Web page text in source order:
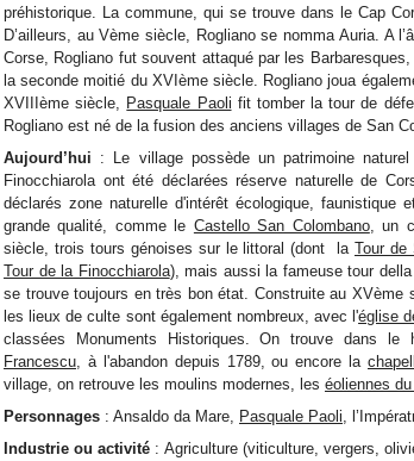
préhistorique. La commune, qui se trouve dans le Cap
D’ailleurs, au Vème siècle, Rogliano se nomma Auria. A
Corse, Rogliano fut souvent attaqué par les
la seconde moitié du XVIème siècle. Rogliano joua
XVIIIème siècle, Pasquale Paoli fit tomber la tour de
Rogliano est né de la fusion des anciens villages de San
Aujourd’hui : Le village possède un patrimoine
Finocchiarola ont été déclarées réserve naturelle de
déclarés zone naturelle d'intérêt écologique, faunistique
grande qualité, comme le Castello San Colombano, un
siècle, trois tours génoises sur le littoral (dont la Tour de
Tour de la Finocchiarola), mais aussi la fameuse tour
se trouve toujours en très bon état. Construite au
les lieux de culte sont également nombreux, avec l'église
classées Monuments Historiques. On trouve dans
Francescu, à l'abandon depuis 1789, ou encore la
village, on retrouve les moulins modernes, les éoliennes
Personnages : Ansaldo da Mare, Pasquale Paoli,
Industrie ou activité : Agriculture (viticulture, vergers,